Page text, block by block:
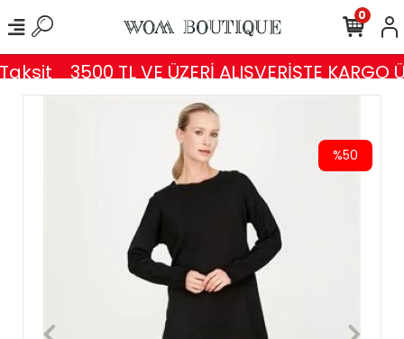
3500 TL VE ÜZERİ ALIŞVERİŞTE KARGO
0
%50